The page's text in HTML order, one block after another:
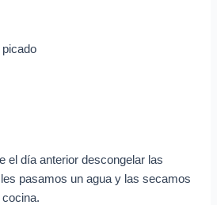
el día anterior descongelar las
pasamos un agua y las secamos
cocina.